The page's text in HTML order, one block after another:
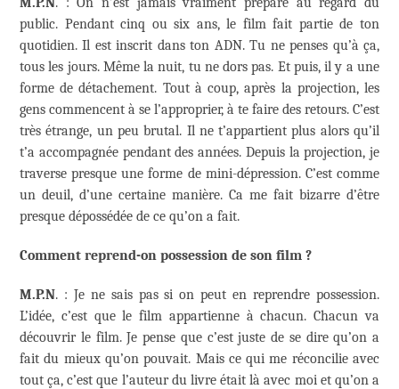
public. Pendant cinq ou six ans, le film fait partie de ton
quotidien. Il est inscrit dans ton ADN. Tu ne penses qu’à ça,
tous les jours. Même la nuit, tu ne dors pas. Et puis, il y a une
forme de détachement. Tout à coup, après la projection, les
gens commencent à se l’approprier, à te faire des retours. C’est
très étrange, un peu brutal. Il ne t’appartient plus alors qu’il
t’a accompagnée pendant des années. Depuis la projection, je
traverse presque une forme de mini-dépression. C’est comme
un deuil, d’une certaine manière. Ca me fait bizarre d’être
presque dépossédée de ce qu’on a fait.
Comment reprend-on possession de son film ?
M.P.N. : Je ne sais pas si on peut en reprendre possession.
L’idée, c’est que le film appartienne à chacun. Chacun va
découvrir le film. Je pense que c’est juste de se dire qu’on a
fait du mieux qu’on pouvait. Mais ce qui me réconcilie avec
tout ça, c’est que l’auteur du livre était là avec moi et qu’on a